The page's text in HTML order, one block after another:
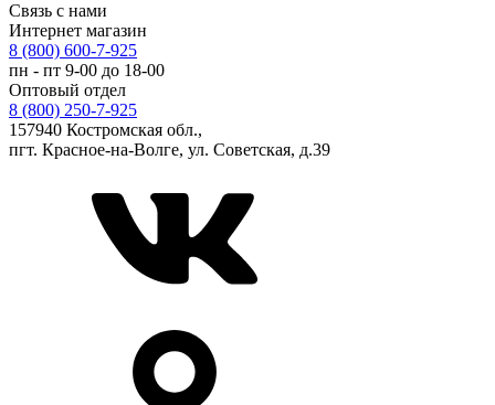
Связь с нами
Интернет магазин
8 (800) 600-7-925
пн - пт 9-00 до 18-00
Оптовый отдел
8 (800) 250-7-925
157940 Костромская обл.,
пгт. Красное-на-Волге, ул. Советская, д.39